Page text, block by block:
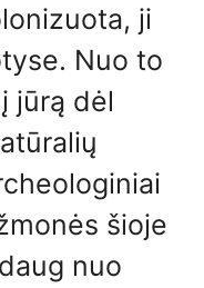
ji
Nuo to
jūrą dėl
šioje
nuo